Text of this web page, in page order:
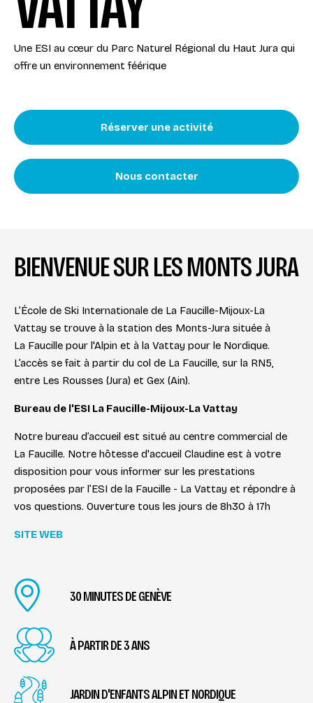
Une ESI au cœur du Parc Naturel Régional du Haut Jura qui
offre un environnement féérique
Réserver une activité
Nous contacter
BIENVENUE SUR LES MONTS JURA
L’École de Ski Internationale de La Faucille-Mijoux-La
Vattay se trouve à la station des Monts-Jura située à
La Faucille pour l'Alpin et à la Vattay pour le Nordique.
L’accès se fait à partir du col de La Faucille, sur la RN5,
entre Les Rousses (Jura) et Gex (Ain).
Bureau de l'ESI La Faucille-Mijoux-La Vattay
Notre bureau d’accueil est situé au centre commercial de
La Faucille. Notre hôtesse d'accueil Claudine est à votre
disposition pour vous informer sur les prestations
proposées par l’ESI de la Faucille - La Vattay et répondre à
vos questions. Ouverture tous les jours de 8h30 à 17h
SITE WEB
30 MINUTES DE GENÈVE
À PARTIR DE 3 ANS
JARDIN D'ENFANTS ALPIN ET NORDIQUE